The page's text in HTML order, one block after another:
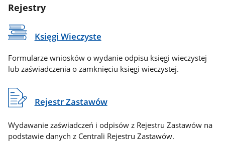
Rejestry
Księgi Wieczyste
Formularze wniosków o wydanie odpisu księgi wieczystej
lub zaświadczenia o zamknięciu księgi wieczystej.
Rejestr Zastawów
Wydawanie zaświadczeń i odpisów z Rejestru Zastawów na
podstawie danych z Centrali Rejestru Zastawów.